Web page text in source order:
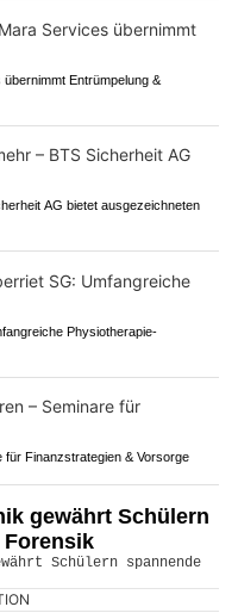
Entrümpelung &
AG bietet ausgezeichneten
Physiotherapie-
Finanzstrategien & Vorsorge
gewährt Schülern